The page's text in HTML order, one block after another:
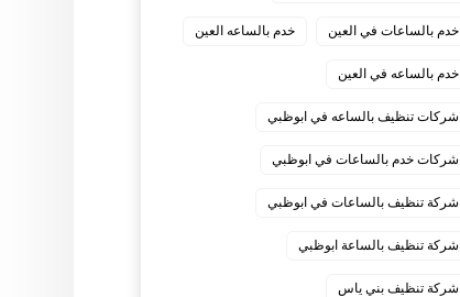
خدم بالساعات في العين خدم بالساعه العين
خدم بالساعه في العين
شركات تنظيف بالساعه في ابوظبي
شركات خدم بالساعات في ابوظبي
شركة تنظيف بالساعات في ابوظبي
شركة تنظيف بالساعة ابوظبي
شركة تنظيف بني ياس